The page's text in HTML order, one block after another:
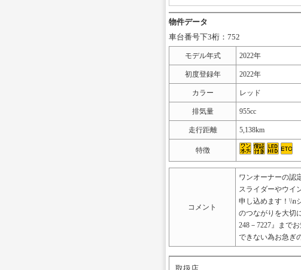
物件データ
車台番号下3桁：752
モデル年式 2022年
初度登録年 2022年
カラー レッド
排気量 955cc
走行距離 5,138km
特徴
コメント
ワンオーナーの認
スライダーやウイ
申し込めます！\\n
のつながりを大切
248－7227』まで
できない為お急ぎ